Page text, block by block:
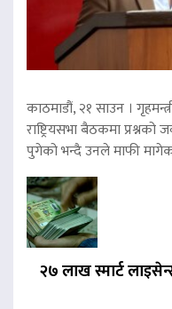
काठमाडौं, २१ साउन ।
राष्ट्रियसभा बैठकमा
पुगेको भन्दै उनले माफी
२७ लाख स्मार्ट